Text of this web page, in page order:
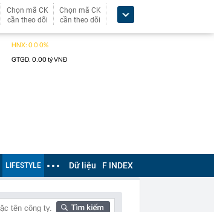
Chọn mã CK
cần theo dõi
Chọn mã CK
cần theo dõi
LIFESTYLE Dữ liệu F INDEX